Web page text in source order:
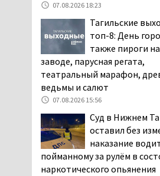
07.08.2026 18:23
Тагильские
топ-8: День
также пироги
заводе, парусная регата,
театральный марафон,
ведьмы и салют
07.08.2026 15:56
Суд в Нижнем
оставил без
наказание
пойманному за рулём в
наркотического опьянения